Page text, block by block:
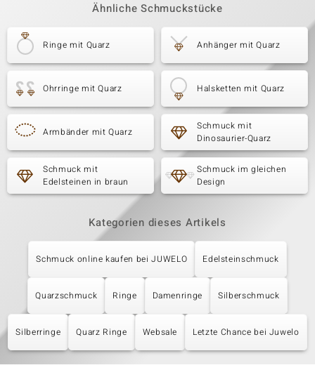
Ähnliche Schmuckstücke
Ringe mit Quarz Anhänger mit Quarz
Ohrringe mit Quarz Halsketten mit Quarz
Armbänder mit Quarz
Schmuck mit
Dinosaurier-Quarz
Schmuck mit
Edelsteinen in braun
Schmuck im gleichen
Design
Kategorien dieses Artikels
Schmuck online kaufen bei JUWELO Edelsteinschmuck
Quarzschmuck Ringe Damenringe Silberschmuck
Silberringe Quarz Ringe Websale Letzte Chance bei Juwelo